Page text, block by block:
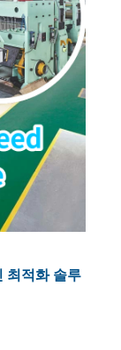
최적화 솔루